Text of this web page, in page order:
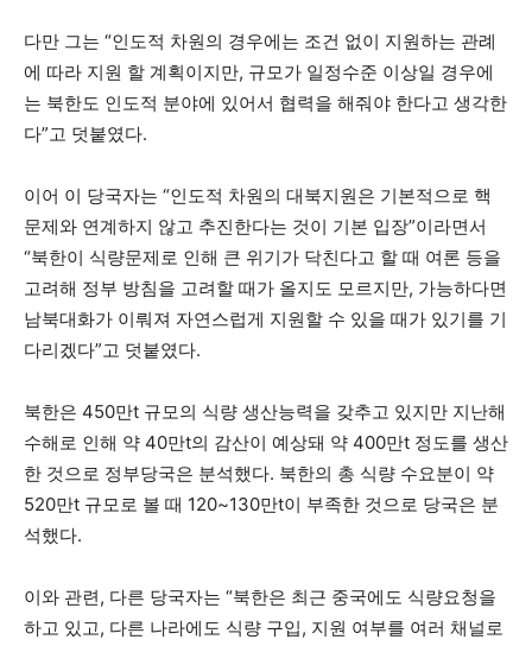
다만 그는 “인도적 차원의 경우에는 조건 없이 지원하는 관례
에 따라 지원 할 계획이지만, 규모가 일정수준 이상일 경우에
는 북한도 인도적 분야에 있어서 협력을 해줘야 한다고 생각한
다”고 덧붙였다.
이어 이 당국자는 “인도적 차원의 대북지원은 기본적으로 핵
문제와 연계하지 않고 추진한다는 것이 기본 입장”이라면서
“북한이 식량문제로 인해 큰 위기가 닥친다고 할 때 여론 등을
고려해 정부 방침을 고려할 때가 올지도 모르지만, 가능하다면
남북대화가 이뤄져 자연스럽게 지원할 수 있을 때가 있기를 기
다리겠다”고 덧붙였다.
북한은 450만t 규모의 식량 생산능력을 갖추고 있지만 지난해
수해로 인해 약 40만t의 감산이 예상돼 약 400만t 정도를 생산
한 것으로 정부당국은 분석했다. 북한의 총 식량 수요분이 약
520만t 규모로 볼 때 120~130만t이 부족한 것으로 당국은 분
석했다.
이와 관련, 다른 당국자는 “북한은 최근 중국에도 식량요청을
하고 있고, 다른 나라에도 식량 구입, 지원 여부를 여러 채널로